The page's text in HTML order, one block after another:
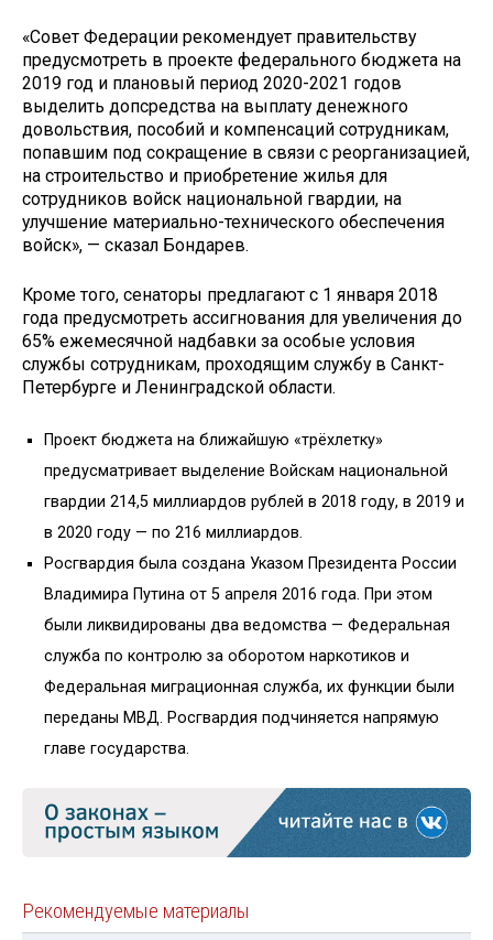
«Совет Федерации рекомендует правительству
предусмотреть в проекте федерального бюджета на
2019 год и плановый период 2020-2021 годов
выделить допсредства на выплату денежного
довольствия, пособий и компенсаций сотрудникам,
попавшим под сокращение в связи с реорганизацией,
на строительство и приобретение жилья для
сотрудников войск национальной гвардии, на
улучшение материально-технического обеспечения
войск», — сказал Бондарев.
Кроме того, сенаторы предлагают с 1 января 2018
года предусмотреть ассигнования для увеличения до
65% ежемесячной надбавки за особые условия
службы сотрудникам, проходящим службу в Санкт-
Петербурге и Ленинградской области.
Проект бюджета на ближайшую «трёхлетку»
предусматривает выделение Войскам национальной
гвардии 214,5 миллиардов рублей в 2018 году, в 2019 и
в 2020 году — по 216 миллиардов.
Росгвардия была создана Указом Президента России
Владимира Путина от 5 апреля 2016 года. При этом
были ликвидированы два ведомства — Федеральная
служба по контролю за оборотом наркотиков и
Федеральная миграционная служба, их функции были
переданы МВД. Росгвардия подчиняется напрямую
главе государства.
Рекомендуемые материалы